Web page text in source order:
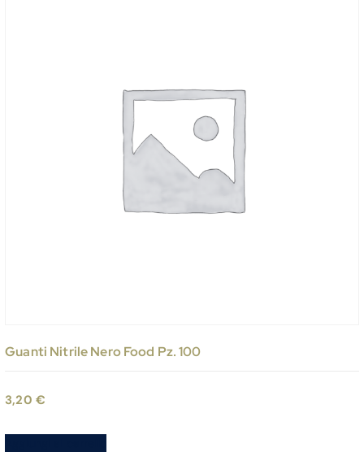
Guanti Nitrile Nero Food Pz. 100
3,20 €